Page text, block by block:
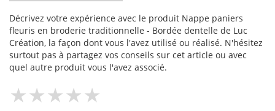
Décrivez votre expérience avec le produit Nappe paniers
fleuris en broderie traditionnelle - Bordée dentelle de Luc
Création, la façon dont vous l'avez utilisé ou réalisé. N'hésitez
surtout pas à partagez vos conseils sur cet article ou avec
quel autre produit vous l'avez associé.